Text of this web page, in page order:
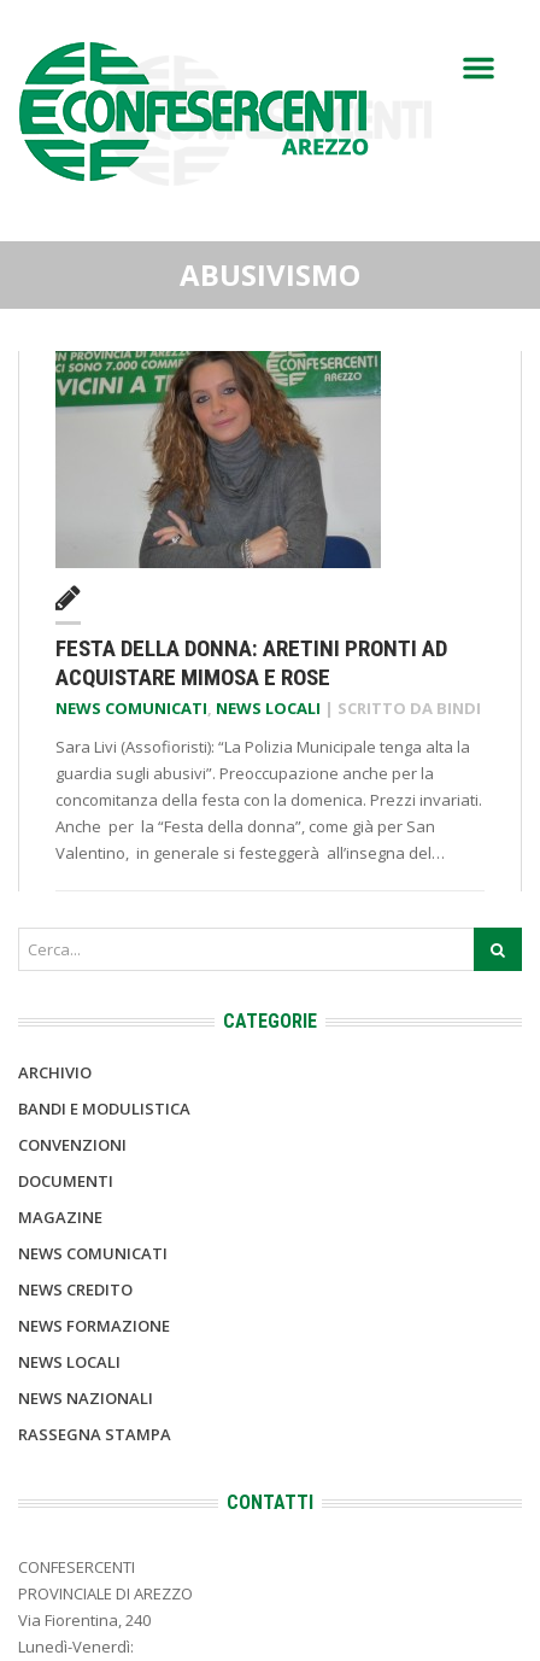
ABUSIVISMO
FESTA DELLA DONNA: ARETINI PRONTI AD
ACQUISTARE MIMOSA E ROSE
NEWS COMUNICATI, NEWS LOCALI | SCRITTO DA BINDI
Sara Livi (Assofioristi): “La Polizia Municipale tenga alta la
guardia sugli abusivi”. Preoccupazione anche per la
concomitanza della festa con la domenica. Prezzi invariati.
Anche per la “Festa della donna”, come già per San
Valentino, in generale si festeggerà all’insegna del…
CATEGORIE
ARCHIVIO
BANDI E MODULISTICA
CONVENZIONI
DOCUMENTI
MAGAZINE
NEWS COMUNICATI
NEWS CREDITO
NEWS FORMAZIONE
NEWS LOCALI
NEWS NAZIONALI
RASSEGNA STAMPA
CONTATTI
CONFESERCENTI
PROVINCIALE DI AREZZO
Via Fiorentina, 240
Lunedì-Venerdì: